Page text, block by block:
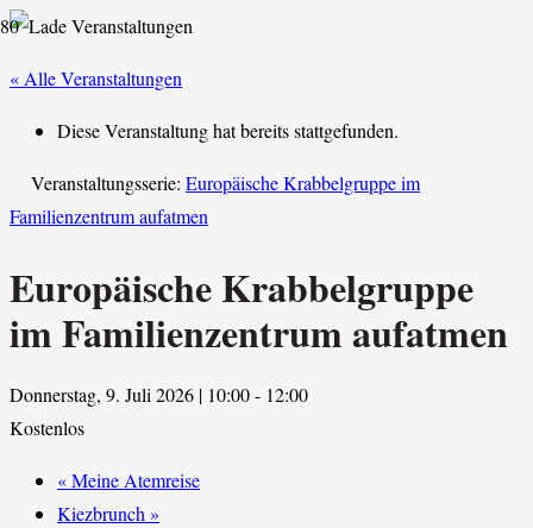
« Alle Veranstaltungen
Diese Veranstaltung hat bereits stattgefunden.
Veranstaltungsserie: Europäische Krabbelgruppe im
Familienzentrum aufatmen
Europäische Krabbelgruppe
im Familienzentrum aufatmen
Donnerstag, 9. Juli 2026 | 10:00- 12:00
Kostenlos
«Meine Atemreise
Kiezbrunch »